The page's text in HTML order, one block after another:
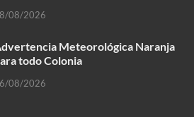
08/2026
Meteorológica Naranja
todo Colonia
08/2026